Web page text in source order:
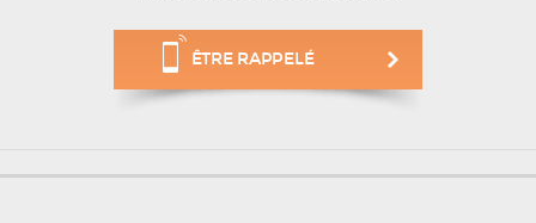
ÊTRE RAPPELÉ